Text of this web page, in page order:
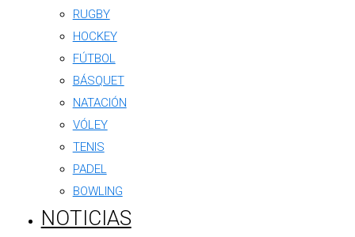
RUGBY
HOCKEY
FÚTBOL
BÁSQUET
NATACIÓN
VÓLEY
TENIS
PADEL
BOWLING
NOTICIAS